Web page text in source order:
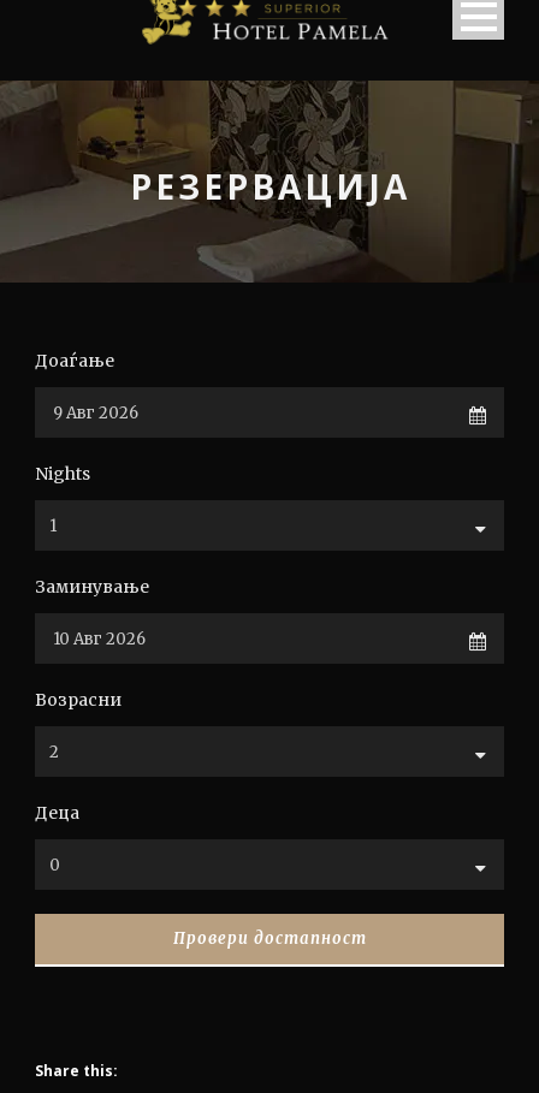
РЕЗЕРВАЦИЈА
Доаѓање
Nights
Заминување
Возрасни
Деца
Share this: